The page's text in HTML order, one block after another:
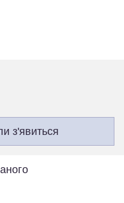
з'явиться